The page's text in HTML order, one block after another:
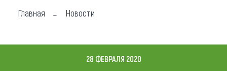
Где остановиться
Главная Новости
28 ФЕВРАЛЯ 2020